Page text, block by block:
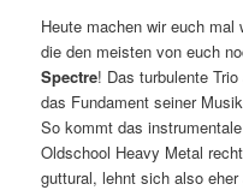
Heute machen wir euch
die den meisten von euch
Spectre! Das turbulente
das Fundament seiner
So kommt das
Oldschool Heavy Metal
guttural, lehnt sich also